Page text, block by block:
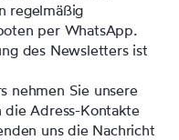
regelmäßig
per WhatsApp.
des Newsletters ist
nehmen Sie unsere
Adress-Kontakte
uns die Nachricht